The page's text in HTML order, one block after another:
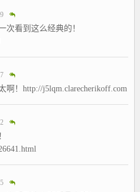
次看到这么经典的！
啊！http://j5lqm.clarecherikoff.com